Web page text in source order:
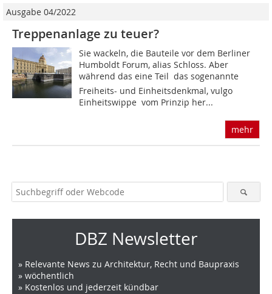
Ausgabe 04/2022
Treppenanlage zu teuer?
Sie wackeln, die Bauteile vor dem Berliner
Humboldt Forum,­ ­alias Schloss. Aber
während das eine Teil  das sogenannte
Freiheits- und Einheitsdenkmal, vulgo
Einheitswippe  vom Prinzip her...
mehr
DBZ Newsletter
» Relevante News zu Architektur, Recht und Baupraxis
» wöchentlich
» Kostenlos und jederzeit kündbar